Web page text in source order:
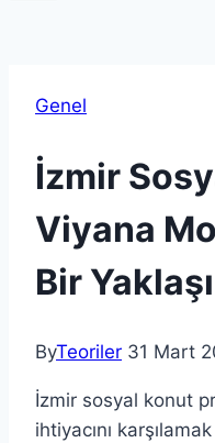
Genel
İzmir
Viyana
Bir
ByTeoriler 31 Mart
İzmir sosyal konut
ihtiyacını